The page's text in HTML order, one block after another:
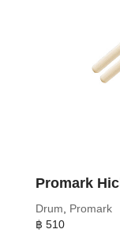
Promark
Drum, Promark
฿ 510